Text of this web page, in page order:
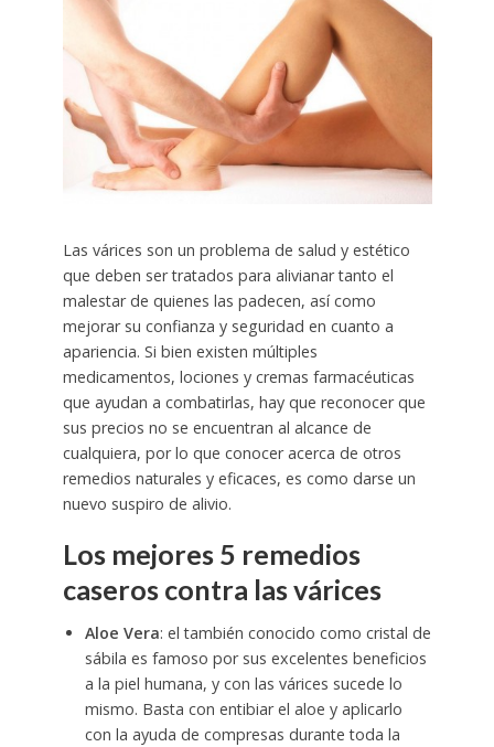
Las várices son un problema de salud y estético
que deben ser tratados para alivianar tanto el
malestar de quienes las padecen, así como
mejorar su confianza y seguridad en cuanto a
apariencia. Si bien existen múltiples
medicamentos, lociones y cremas farmacéuticas
que ayudan a combatirlas, hay que reconocer que
sus precios no se encuentran al alcance de
cualquiera, por lo que conocer acerca de otros
remedios naturales y eficaces, es como darse un
nuevo suspiro de alivio.
Los mejores 5 remedios
caseros contra las várices
Aloe Vera: el también conocido como cristal de
sábila es famoso por sus excelentes beneficios
a la piel humana, y con las várices sucede lo
mismo. Basta con entibiar el aloe y aplicarlo
con la ayuda de compresas durante toda la